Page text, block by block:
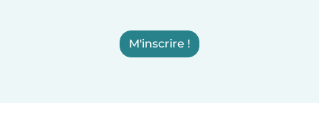
M'inscrire !